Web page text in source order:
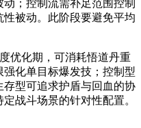
；控制流需补足范围控制
被动。此阶段要避免平均
优化期，可消耗悟道丹重
化单目标爆发技；控制型
型可追求护盾与回血的协
战斗场景的针对性配置。